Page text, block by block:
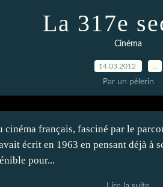
La 317e
Cinéma
14.03.2012
Par un pèlerin
cinéma français, fasciné par le
écrit en 1963 en pensant déjà à
pour...